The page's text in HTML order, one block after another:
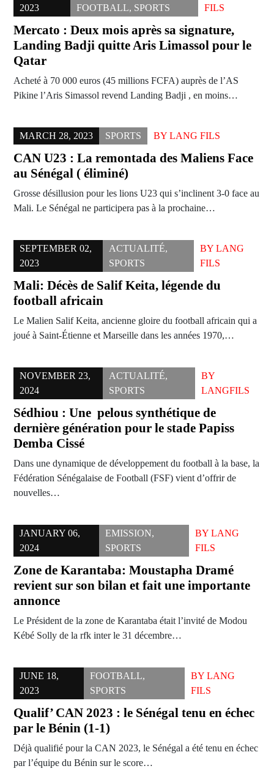
2023 FOOTBALL, SPORTS FILS
Mercato : Deux mois après sa signature,
Landing Badji quitte Aris Limassol pour le
Qatar
Acheté à 70 000 euros (45 millions FCFA) auprès de l’AS
Pikine l’Aris Simassol revend Landing Badji , en moins…
MARCH 28, 2023 SPORTS BY LANG FILS
CAN U23 : La remontada des Maliens Face
au Sénégal ( éliminé)
Grosse désillusion pour les lions U23 qui s’inclinent 3-0 face au
Mali. Le Sénégal ne participera pas à la prochaine…
SEPTEMBER 02,
2023
ACTUALITÉ,
SPORTS
BYLANG
FILS
Mali: Décès de Salif Keita, légende du
football africain
Le Malien Salif Keita, ancienne gloire du football africain qui a
joué à Saint-Étienne et Marseille dans les années 1970,…
NOVEMBER 23,
2024
ACTUALITÉ,
SPORTS
BY
LANGFILS
Sédhiou : Une pelous synthétique de
dernière génération pour le stade Papiss
Demba Cissé
Dans une dynamique de développement du football à la base, la
Fédération Sénégalaise de Football (FSF) vient d’offrir de
nouvelles…
JANUARY 06,
2024
EMISSION,
SPORTS
BYLANG
FILS
Zone de Karantaba: Moustapha Dramé
revient sur son bilan et fait une importante
annonce
Le Président de la zone de Karantaba était l’invité de Modou
Kébé Solly de la rfk inter le 31 décembre…
JUNE 18,
2023
FOOTBALL,
SPORTS
BYLANG
FILS
Qualif’ CAN 2023 : le Sénégal tenu en échec
par le Bénin (1-1)
Déjà qualifié pour la CAN 2023, le Sénégal a été tenu en échec
par l’équipe du Bénin sur le score…